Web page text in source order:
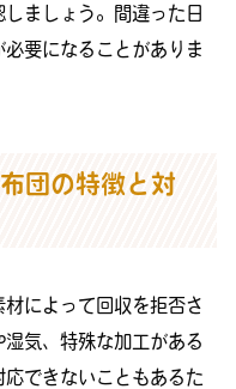
ましょう。間違った日
要になることがありま
団の特徴と対
によって回収を拒否さ
気、特殊な加工がある
できないこともあるた